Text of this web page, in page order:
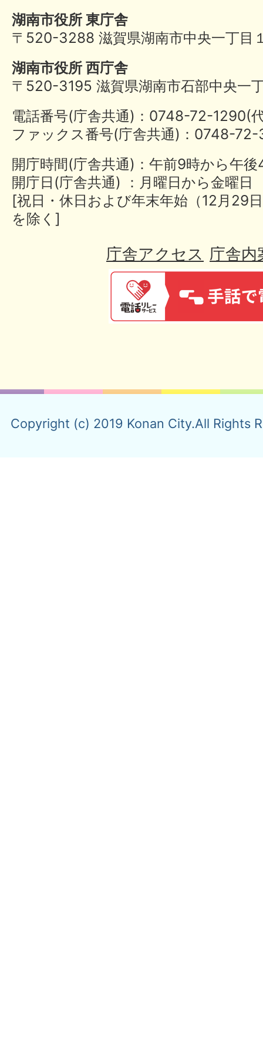
湖南市役所 東庁舎
〒520-3288 滋賀県湖南市中央一丁目
湖南市役所 西庁舎
〒520-3195 滋賀県湖南市石部中央一
電話番号(庁舎共通)：0748-72-
ファックス番号(庁舎共通)：0748-
開庁時間(庁舎共通)：午前9時から午
開庁日(庁舎共通) ：月曜日から金曜日
[祝日・休日および年末年始（12月29
を除く]
庁舎アクセス 庁舎内
Copyright (c) 2019 Konan City.All Rights